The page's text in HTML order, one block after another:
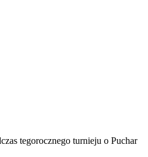
tegorocznego turnieju o Puchar